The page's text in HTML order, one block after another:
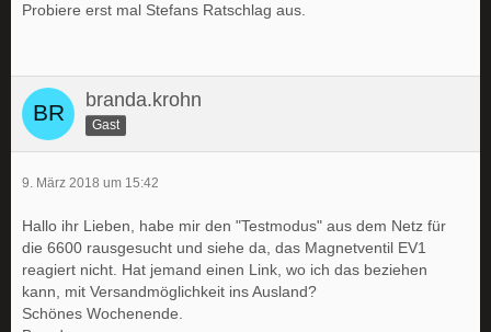
Probiere erst mal Stefans Ratschlag aus.
branda.krohn
Gast
9. März 2018 um 15:42
Hallo ihr Lieben, habe mir den "Testmodus" aus dem Netz für
die 6600 rausgesucht und siehe da, das Magnetventil EV1
reagiert nicht. Hat jemand einen Link, wo ich das beziehen
kann, mit Versandmöglichkeit ins Ausland?
Schönes Wochenende.